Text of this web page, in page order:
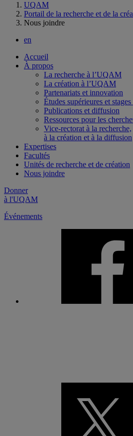
UQAM
Portail de la recherche et de la
Nous joindre
en
Accueil
À propos
La recherche à l’UQAM
La création à l’UQAM
Partenariats et innovation
Études supérieures et
Publications et diffusion
Ressources pour les
Vice-rectorat à la recherche,
à la création et à la diffusion
Expertises
Facultés
Unités de recherche et de création
Nous joindre
Donner
à l'UQAM
Événements